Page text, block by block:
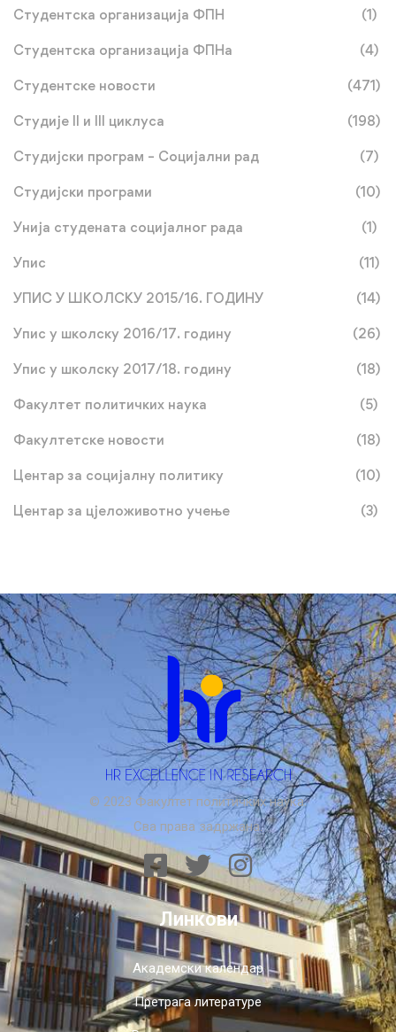
Студентска организација ФПН (1)
Студентска организација ФПНа (4)
Студентске новости (471)
Студије II и III циклуса (198)
Студијски програм – Социјални рад (7)
Студијски програми (10)
Унија студената социјалног рада (1)
Упис (11)
УПИС У ШКОЛСКУ 2015/16. ГОДИНУ (14)
Упис у школску 2016/17. годину (26)
Упис у школску 2017/18. годину (18)
Факултет политичких наука (5)
Факултетске новости (18)
Центар за социјалну политику (10)
Центар за цјеложивотно учење (3)
© 2023 Факултет политичких наука.
Сва права задржана.
Линкови
Академски календар
Претрага литературе